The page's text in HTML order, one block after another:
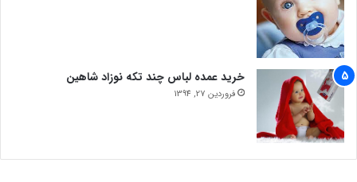
خرید عمده لباس چند تکه نوزاد شاهین
فروردین 27, 1394